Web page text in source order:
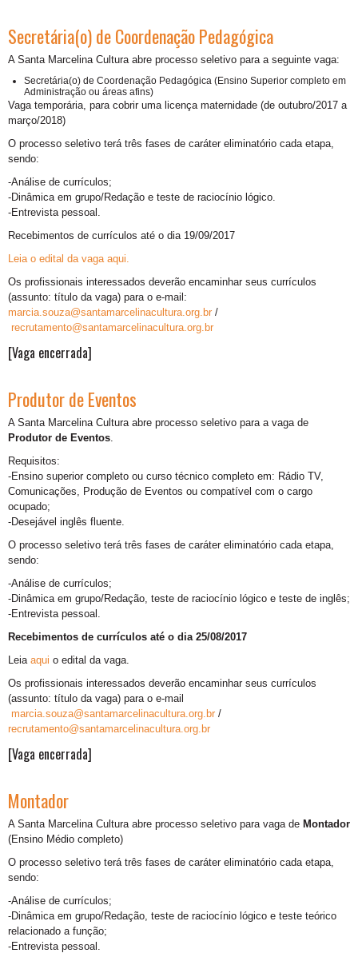
Secretária(o) de Coordenação Pedagógica
A Santa Marcelina Cultura abre processo seletivo para a seguinte vaga:
Secretária(o) de Coordenação Pedagógica (Ensino Superior completo em
Administração ou áreas afins)
Vaga temporária, para cobrir uma licença maternidade (de outubro/2017 a
março/2018)
O processo seletivo terá três fases de caráter eliminatório cada etapa,
sendo:
-Análise de currículos;
-Dinâmica em grupo/Redação e teste de raciocínio lógico.
-Entrevista pessoal.
Recebimentos de currículos até o dia 19/09/2017
Leia o edital da vaga aqui.
Os profissionais interessados deverão encaminhar seus currículos
(assunto: título da vaga) para o e-mail:
marcia.souza@santamarcelinacultura.org.br /
recrutamento@santamarcelinacultura.org.br
[Vaga encerrada]
Produtor de Eventos
A Santa Marcelina Cultura abre processo seletivo para a vaga de
Produtor de Eventos.
Requisitos:
-Ensino superior completo ou curso técnico completo em: Rádio TV,
Comunicações, Produção de Eventos ou compatível com o cargo
ocupado;
-Desejável inglês fluente.
O processo seletivo terá três fases de caráter eliminatório cada etapa,
sendo:
-Análise de currículos;
-Dinâmica em grupo/Redação, teste de raciocínio lógico e teste de inglês;
-Entrevista pessoal.
Recebimentos de currículos até o dia 25/08/2017
Leia aqui o edital da vaga.
Os profissionais interessados deverão encaminhar seus currículos
(assunto: título da vaga) para o e-mail
marcia.souza@santamarcelinacultura.org.br /
recrutamento@santamarcelinacultura.org.br
[Vaga encerrada]
Montador
A Santa Marcelina Cultura abre processo seletivo para vaga de Montador
(Ensino Médio completo)
O processo seletivo terá três fases de caráter eliminatório cada etapa,
sendo:
-Análise de currículos;
-Dinâmica em grupo/Redação, teste de raciocínio lógico e teste teórico
relacionado a função;
-Entrevista pessoal.